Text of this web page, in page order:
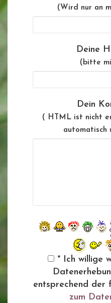
(Wird nur an
Deine
(bitte
Dein
( HTML ist nicht
automatisch
* Ich willige
entsprechend der
zum